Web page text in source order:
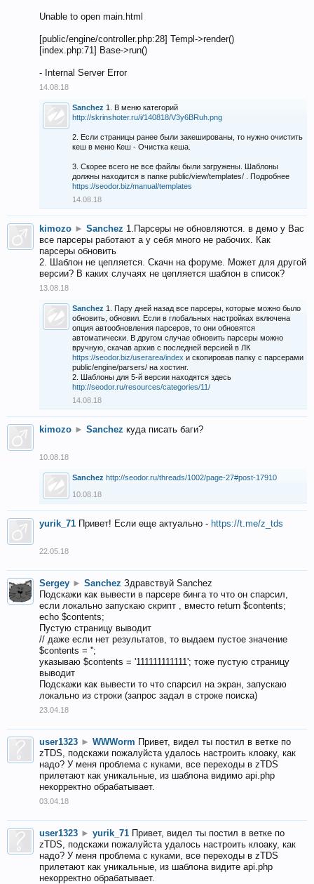
Unable to open main.html
[public/engine/controller.php:28] Templ->render()
[index.php:71] Base->run()
- Internal Server Error
14.08.18
Sanchez 1. В меню категорий
http://skrinshoter.ru/i/140818/V3y6BRuh.png
2. Если страницы ранее были закешированы, то нужно очистить
кеш в меню Кеш - Очистка кеша.
3. Скорее всего не все файлы были загружены. Шаблоны
должны находится в папке public/view/templates/ . Подробнее
https://seodor.biz/manual/templates
14.08.18
kimozo ► Sanchez 1.Парсеры не обновляются. в демо у Вас
все парсеры работают а у себя много не рабочих. Как
парсеры обновить
2. Шаблон не цепляется. Скачн на форуме. Может для другой
версии? В каких случаях не цепляется шаблон в список?
13.08.18
Sanchez 1. Пару дней назад все парсеры, которые можно было
обновить, обновил. Если в глобальных настройках включена
опция автообновления парсеров, то они обновятся
автоматически. В другом случае обновить парсеры можно
вручную, скачав архив с последней версией в ЛК
https://seodor.biz/userarea/index и скопировав папку с парсерами
public/engine/parsers/ на хостинг.
2. Шаблоны для 5-й версии находятся здесь
http://seodor.ru/resources/categories/11/
14.08.18
kimozo ► Sanchez куда писать баги?
10.08.18
Sanchez http://seodor.ru/threads/1002/page-27#post-17910
10.08.18
yurik_71 Привет! Если еще актуально - https://t.me/z_tds
22.05.18
Sergey ► Sanchez Здравствуй Sanchez
Подскажи как вывести в парсере бинга то что он спарсил,
если локально запускаю скрипт , вместо return $contents;
echo $contents;
Пустую страницу выводит
// даже если нет результатов, то выдаем пустое значение
$contents = '';
указываю $contents = '111111111111'; тоже пустую страницу
выводит
Подскажи как вывести то что спарсил на экран, запускаю
локально из строки (запрос задал в строке поиска)
23.04.18
user1323 ► WWWorm Привет, видел ты постил в ветке по
zTDS, подскажи пожалуйста удалось настроить клоаку, как
надо? У меня проблема с куками, все переходы в zTDS
прилетают как уникальные, из шаблона видимо api.php
некорректно обрабатывает.
03.04.18
user1323 ► yurik_71 Привет, видел ты постил в ветке по
zTDS, подскажи пожалуйста удалось настроить клоаку, как
надо? У меня проблема с куками, все переходы в zTDS
прилетают как уникальные, из шаблона видите api.php
некорректно обрабатывает.